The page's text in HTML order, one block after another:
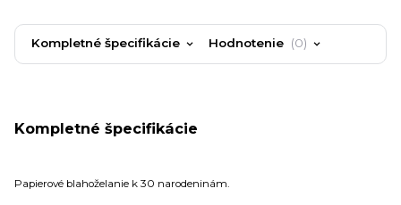
Kompletné špecifikácie Hodnotenie 0
Kompletné špecifikácie
Papierové blahoželanie k 30 narodeninám.